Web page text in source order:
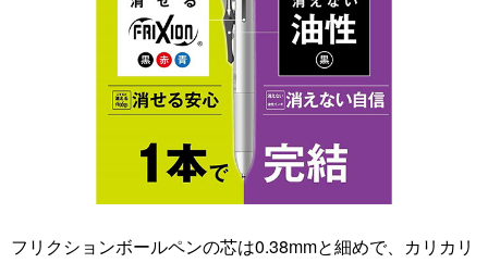
フリクションボールペンの芯は0.38mmと細めで、カリカリ